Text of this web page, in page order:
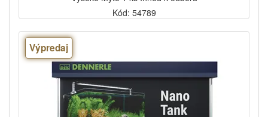
Kód: 54789
Výpredaj